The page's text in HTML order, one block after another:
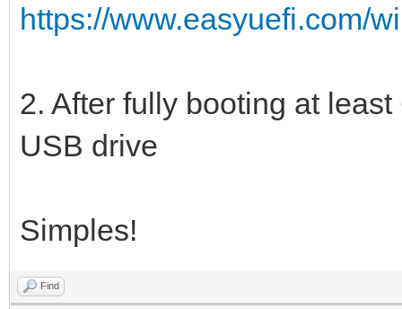
https://www.easyuefi.com/
2. After fully booting at
USB drive
Simples!
Find